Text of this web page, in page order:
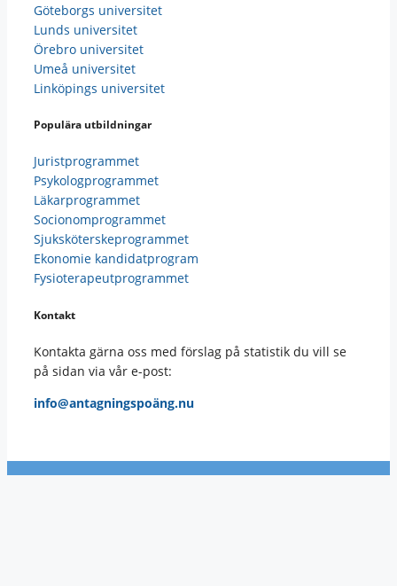
Göteborgs universitet
Lunds universitet
Örebro universitet
Umeå universitet
Linköpings universitet
Populära utbildningar
Juristprogrammet
Psykologprogrammet
Läkarprogrammet
Socionomprogrammet
Sjuksköterskeprogrammet
Ekonomie kandidatprogram
Fysioterapeutprogrammet
Kontakt
Kontakta gärna oss med förslag på statistik du vill se
på sidan via vår e-post:
info@antagningspoäng.nu